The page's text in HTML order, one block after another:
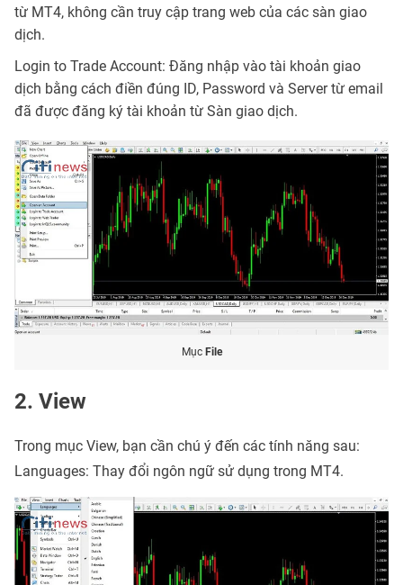
từ MT4, không cần truy cập trang web của các sàn giao
dịch.
Login to Trade Account: Đăng nhập vào tài khoản giao
dịch bằng cách điền đúng ID, Password và Server từ email
đã được đăng ký tài khoản từ Sàn giao dịch.
Mục File
2. View
Trong mục View, bạn cần chú ý đến các tính năng sau:
Languages: Thay đổi ngôn ngữ sử dụng trong MT4.